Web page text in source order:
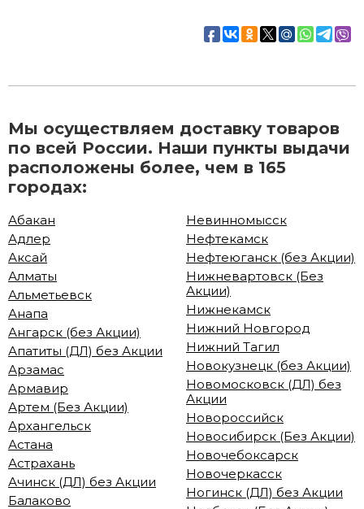
Мы осуществляем доставку товаров
по всей России. Наши пункты выдачи
расположены более, чем в 165
городах:
Абакан
Адлер
Аксай
Алматы
Альметьевск
Анапа
Ангарск (без Акции)
Апатиты (ДЛ) без Акции
Арзамас
Армавир
Артем (Без Акции)
Архангельск
Астана
Астрахань
Ачинск (ДЛ) без Акции
Балаково
Невинномысск
Нефтекамск
Нефтеюганск (без Акции)
Нижневартовск (Без
Акции)
Нижнекамск
Нижний Новгород
Нижний Тагил
Новокузнецк (без Акции)
Новомосковск (ДЛ) без
Акции
Новороссийск
Новосибирск (Без Акции)
Новочебоксарск
Новочеркасск
Ногинск (ДЛ) без Акции